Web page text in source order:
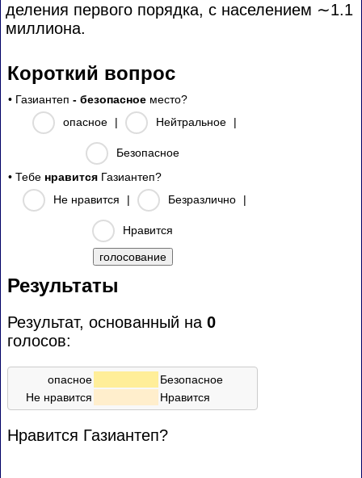
деления первого порядка, с населением ∼1.1
миллиона.
Короткий вопрос
• Газиантеп - безопасное место?
опасное
| Нейтральное |
Безопасное
• Тебе нравится Газиантеп?
Не нравится
| Безразлично |
Нравится
Результаты
Результат, основанный на 0
голосов:
опасное
Безопасное
Не нравится
Нравится
Нравится Газиантеп?